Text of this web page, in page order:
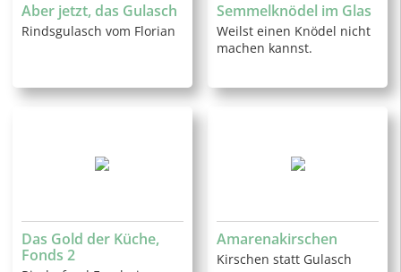
Aber jetzt, das Gulasch
Rindsgulasch vom Florian
Semmelknödel im Glas
Weilst einen Knödel nicht
machen kannst.
Das Gold der Küche,
Fonds 2
Amarenakirschen
Kirschen statt Gulasch